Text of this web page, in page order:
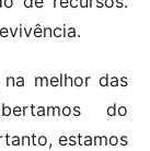
melhor das
do
estamos